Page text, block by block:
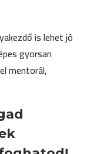
is lehet jó
gyorsan
mentorál,